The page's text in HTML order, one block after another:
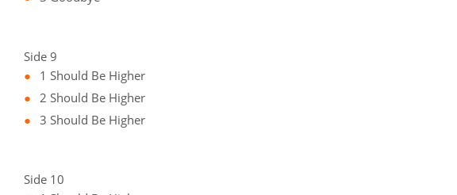
Side 9
1 Should Be Higher
2 Should Be Higher
3 Should Be Higher
Side 10